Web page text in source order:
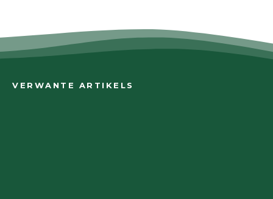
VERWANTE ARTIKELS